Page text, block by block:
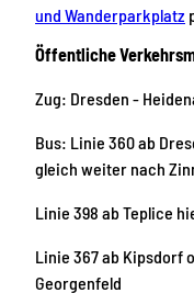
und Wanderparkplatz
Öffentliche
Zug: Dresden -
Bus: Linie 360 ab
gleich weiter nach
Linie 398 ab Teplice
Linie 367 ab Kipsdorf
Georgenfeld